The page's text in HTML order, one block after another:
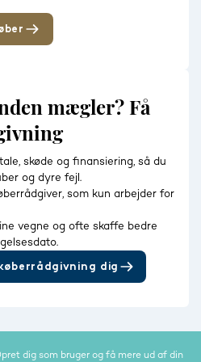
mægler? Få
skøde og finansiering, så du
og dyre fejl.
som kun arbejder for
vegne og ofte skaffe bedre
dig
dig som bruger og få mere ud af din